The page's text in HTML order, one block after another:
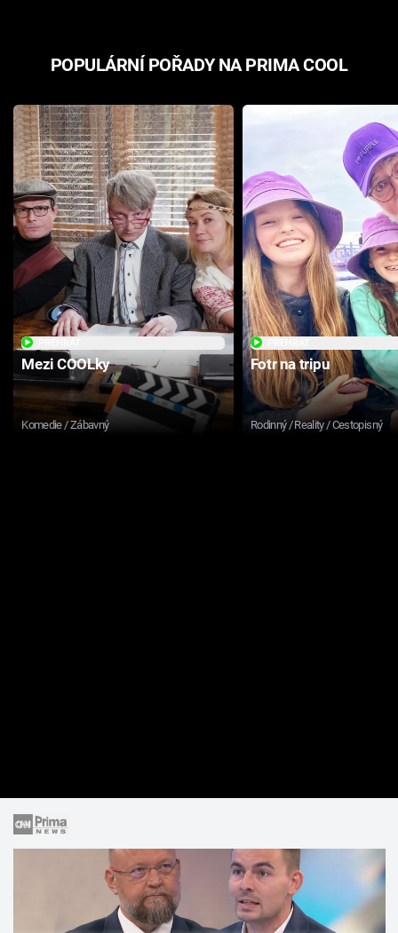
POPULÁRNÍ POŘADY NA PRIMA COOL
Mezi COOLky
Komedie / Zábavný
Fotr na tripu
Rodinný / Reality / Cestopisný